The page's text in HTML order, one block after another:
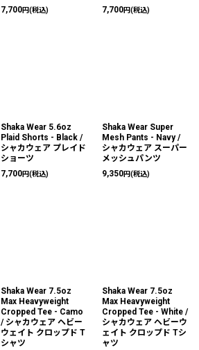
7,700円(税込)
7,700円(税込)
Shaka Wear 5.6oz
Plaid Shorts - Black /
シャカウェア プレイド
ショーツ
7,700円(税込)
Shaka Wear Super
Mesh Pants - Navy /
シャカウェア スーパー
メッシュパンツ
9,350円(税込)
Shaka Wear 7.5oz
Max Heavyweight
Cropped Tee - Camo
/ シャカウェア ヘビー
ウェイト クロップド T
シャツ
Shaka Wear 7.5oz
Max Heavyweight
Cropped Tee - White /
シャカウェア ヘビーウ
ェイト クロップド Tシ
ャツ